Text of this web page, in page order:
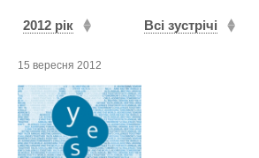
2012 рік Всі зустрічі
15 вересня 2012